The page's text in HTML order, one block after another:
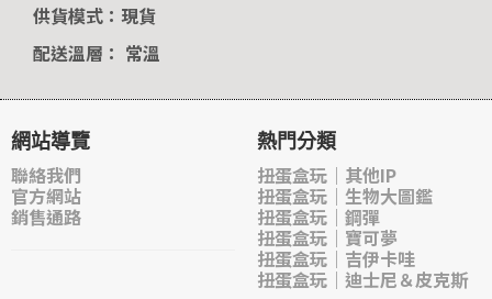
供貨模式：現貨
配送溫層： 常溫
網站導覽
聯絡我們
官方網站
銷售通路
熱門分類
扭蛋盒玩｜其他IP
扭蛋盒玩｜生物大圖鑑
扭蛋盒玩｜鋼彈
扭蛋盒玩｜寶可夢
扭蛋盒玩｜吉伊卡哇
扭蛋盒玩｜迪士尼＆皮克斯